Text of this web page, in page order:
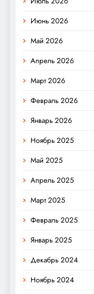
Июнь 2026
Май 2026
Апрель 2026
Март 2026
Февраль 2026
Январь 2026
Ноябрь 2025
Май 2025
Апрель 2025
Март 2025
Февраль 2025
Январь 2025
Декабрь 2024
Ноябрь 2024